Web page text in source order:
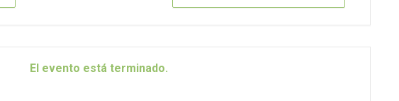
El evento está terminado.